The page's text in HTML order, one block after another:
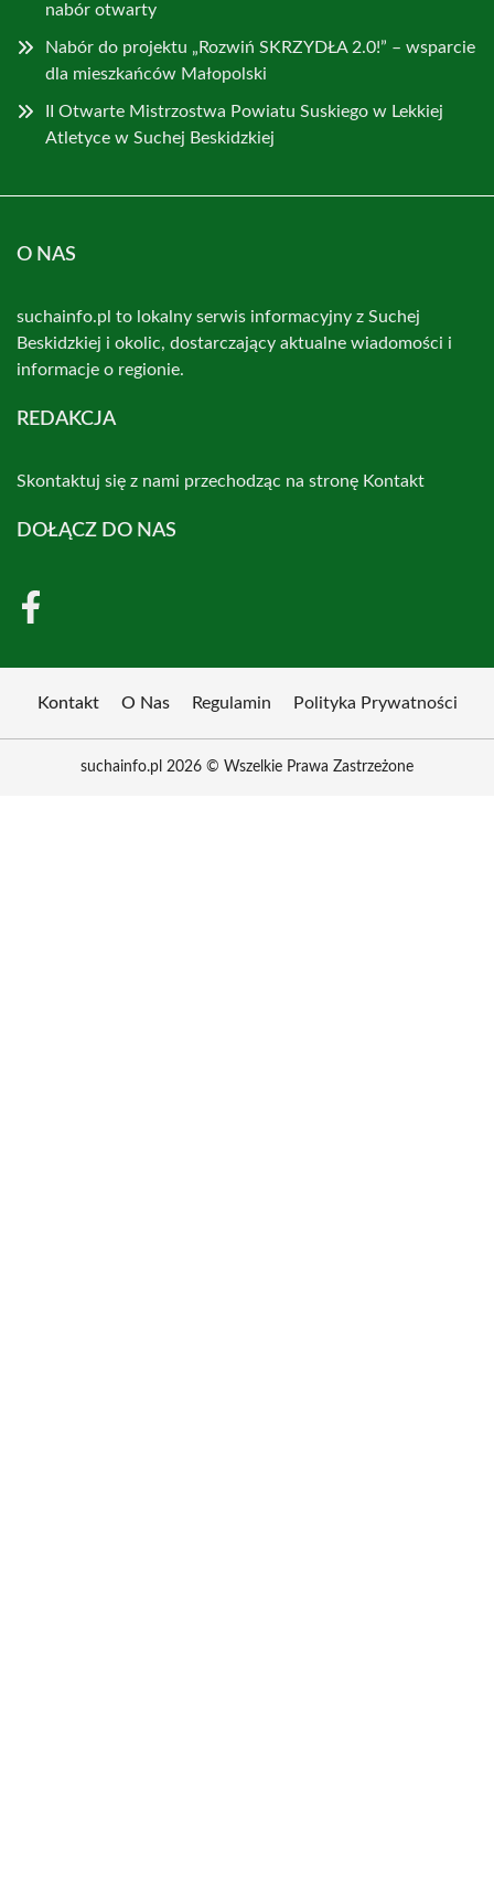
nabór otwarty
Nabór do projektu „Rozwiń SKRZYDŁA 2.0!” – wsparcie
dla mieszkańców Małopolski
II Otwarte Mistrzostwa Powiatu Suskiego w Lekkiej
Atletyce w Suchej Beskidzkiej
O NAS
suchainfo.pl to lokalny serwis informacyjny z Suchej
Beskidzkiej i okolic, dostarczający aktualne wiadomości i
informacje o regionie.
REDAKCJA
Skontaktuj się z nami przechodząc na stronę Kontakt
DOŁĄCZ DO NAS
Kontakt O Nas Regulamin Polityka Prywatności
suchainfo.pl 2026 © Wszelkie Prawa Zastrzeżone